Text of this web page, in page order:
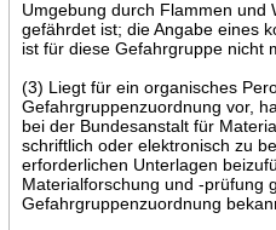
Umgebung durch Flammen und
gefährdet ist; die Angabe eines
ist für diese Gefahrgruppe nicht
(3) Liegt für ein organisches
Gefahrgruppenzuordnung vor,
bei der Bundesanstalt für
schriftlich oder elektronisch zu
erforderlichen Unterlagen
Materialforschung und -prüfung
Gefahrgruppenzuordnung